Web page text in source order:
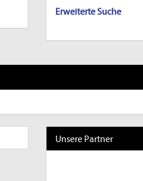
Erweiterte Suche
Unsere Partner